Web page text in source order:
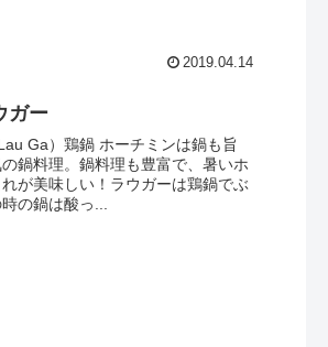
2019.04.14
ガー
Ga）鶏鍋 ホーチミンは鍋も旨
鍋料理。鍋料理も豊富で、暑いホ
が美味しい！ラウガーは鶏鍋でぶ
の鍋は酸っ...